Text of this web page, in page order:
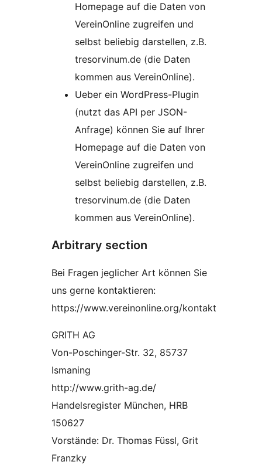
Homepage auf die Daten von
VereinOnline zugreifen und
selbst beliebig darstellen, z.B.
tresorvinum.de (die Daten
kommen aus VereinOnline).
Ueber ein WordPress-Plugin
(nutzt das API per JSON-
Anfrage) können Sie auf Ihrer
Homepage auf die Daten von
VereinOnline zugreifen und
selbst beliebig darstellen, z.B.
tresorvinum.de (die Daten
kommen aus VereinOnline).
Arbitrary section
Bei Fragen jeglicher Art können Sie
uns gerne kontaktieren:
https://www.vereinonline.org/kontakt
GRITH AG
Von-Poschinger-Str. 32, 85737
Ismaning
http://www.grith-ag.de/
Handelsregister München, HRB
150627
Vorstände: Dr. Thomas Füssl, Grit
Franzky